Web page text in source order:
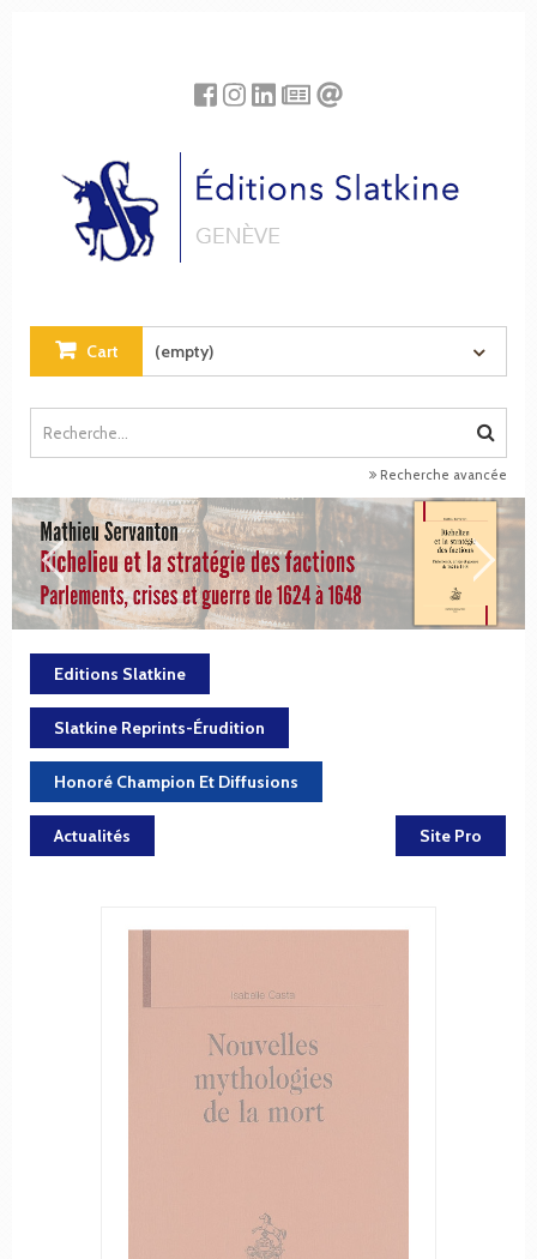
Cart (empty)
Recherche avancée
Editions Slatkine
Slatkine Reprints-Érudition
Honoré Champion Et Diffusions
Actualités Site Pro